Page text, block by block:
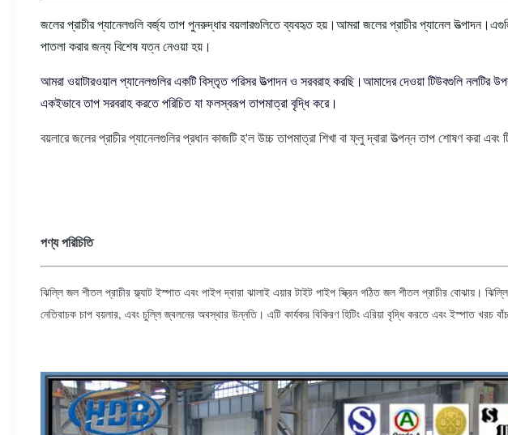
জলের প্রাচীর প্যানেলগুলি বর্জ্য তাপ পুনরুদ্ধার বয়লারগুলিতে ব্যবহৃত হয়।আমরা জলের প্রাচীর প্যানেল
পাতলা করার জন্য বিশেষ যত্ন নেওয়া হয়।
আমরা ওয়াটারওয়াল প্যানেলগুলির একটি বিস্তৃত পরিসর উত্পাদন ও সরবরাহ করছি।আমাদের দেওয়া টিউবগুলি
একইভাবে তাপ সরবরাহ করতে পরিচিত যা ফলস্বরূপ তাপমাত্রা বৃদ্ধি করে।
বয়লারে জলের প্রাচীর প্যানেলগুলির প্রধান কাজটি হ'ল উচ্চ তাপমাত্রা শিখা বা ফ্লু দ্বারা উত্পন্ন তাপ শোষণ করা
পণ্য পরিচিতি
ঝিল্লি জল শীতল প্রাচীর ফ্ল্যাট ইস্পাত এবং পাইপ দ্বারা ঝালাই এয়ার টাইট পাইপ স্ক্রিন গঠিত জল শীতল প্রাচীর বোঝায়।
নেতিবাচক চাপ বয়লার, এবং চুল্লি জ্বলনের অবস্থার উন্নতি। এটি কার্যকর বিকিরণ হিটিং এরিয়া বৃদ্ধি করতে এবং ইস্পাত খরচ